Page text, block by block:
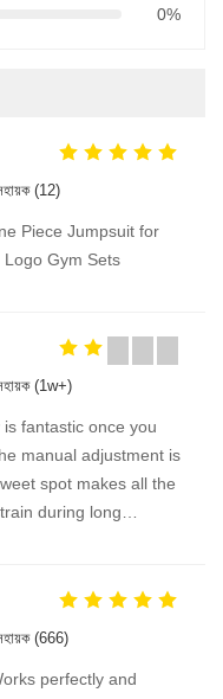
0%
(12)
Piece Jumpsuit for
Gym Sets
(1w+)
fantastic once you
manual adjustment is
spot makes all the
during long
IPD correctly. The
and finding that
No more eye
Highly recommend
(666)
perfectly and